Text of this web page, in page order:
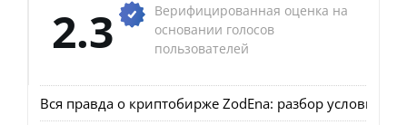
2.3
Верифицированная оценка на
основании голосов
пользователей
Вся правда о криптобирже ZodEna: разбор условий